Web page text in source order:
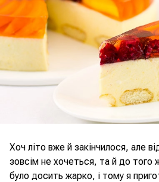
Хоч літо вже й закінчилося, але
зовсім не хочеться, та й до того
було досить жарко, і тому я